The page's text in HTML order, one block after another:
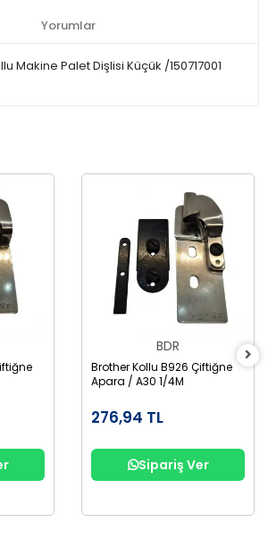
Yorumlar
Makine Palet Dişlisi Küçük /150717001
BDR
Brother Kollu B926 Çiftiğne
Apara / A30 1/4M
276,94 TL
Sipariş Ver